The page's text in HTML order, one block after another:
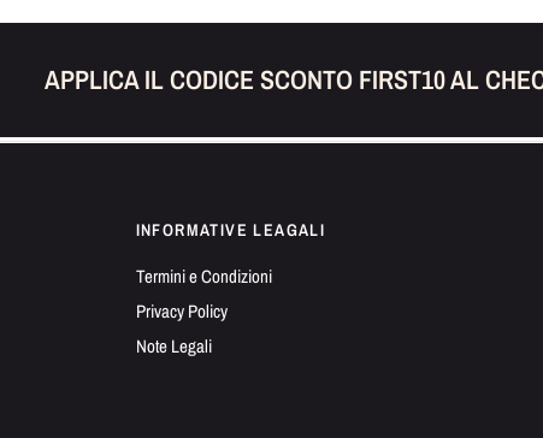
APPLICA IL CODICE SCONTO FIRST10 AL
INFORMATIVE LEAGALI
Termini e Condizioni
Privacy Policy
Note Legali